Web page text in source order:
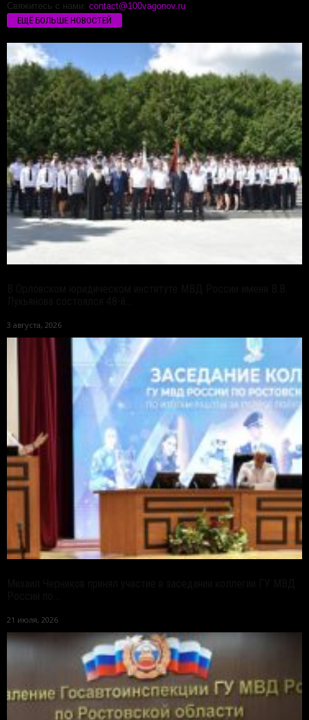
Свяжитесь с нами: contact@100vagonov.ru
ЕЩЁ БОЛЬШЕ НОВОСТЕЙ
3 августа, 2026
21 июля, 2026